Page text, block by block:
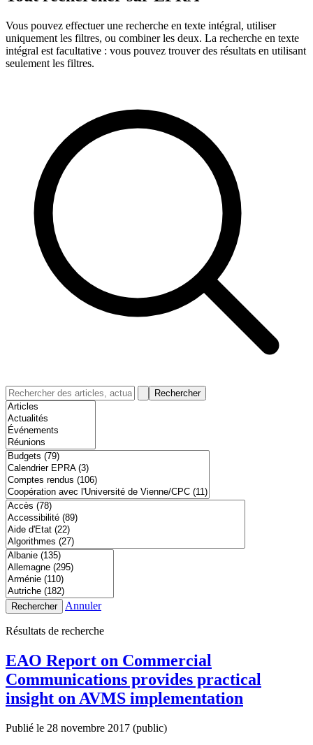
Vous pouvez effectuer une recherche en texte intégral, utiliser
uniquement les filtres, ou combiner les deux. La recherche en texte
intégral est facultative : vous pouvez trouver des résultats en utilisant
seulement les filtres.
Rechercher
Rechercher Annuler
Résultats de recherche
EAO Report on Commercial
Communications provides practical
insight on AVMS implementation
Publié le 28 novembre 2017 (public)